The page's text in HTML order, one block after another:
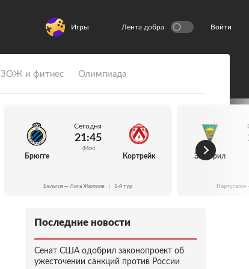
Игры Лента добра Войти
ЗОЖ и фитнес Олимпиада
Брюгге
Сегодня
21:45
(Мск)
Кортрейк
Бельгия — Лига Жюпиле 1-й тур
Эшторил
Последние новости
Сенат США одобрил законопроект об
ужесточении санкций против России